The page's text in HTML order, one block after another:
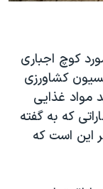
کوچ اجباری
کشاورزی
مواد غذایی
اظهاراتی که به گفته
این است که